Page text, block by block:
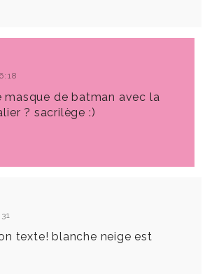
de batman avec la
? sacrilège :)
texte! blanche neige est